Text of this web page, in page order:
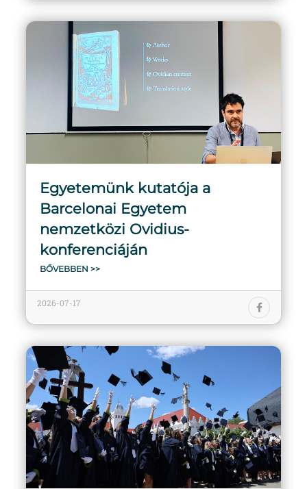
Egyetemünk kutatója a
Barcelonai Egyetem
nemzetközi Ovidius-
konferenciáján
BŐVEBBEN >>
2026-07-17